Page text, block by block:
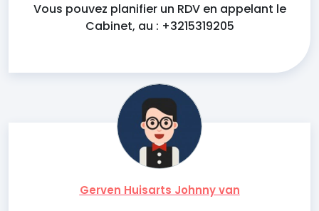
Vous pouvez planifier un RDV en appelant le
Cabinet, au : +3215319205
Gerven Huisarts Johnny van